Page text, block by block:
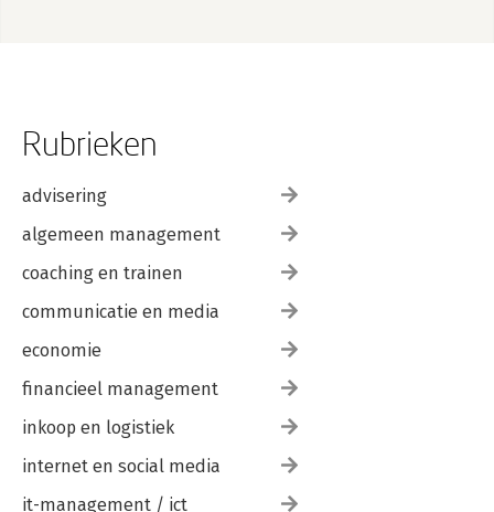
Rubrieken
advisering
algemeen management
coaching en trainen
communicatie en media
economie
financieel management
inkoop en logistiek
internet en social media
it-management / ict